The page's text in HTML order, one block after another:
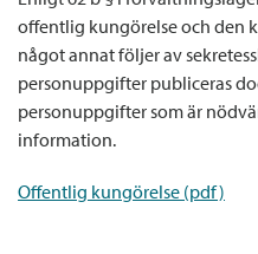
offentlig kungörelse och den
något annat följer av
personuppgifter publiceras
personuppgifter som är
information.
Offentlig kungörelse (pdf)